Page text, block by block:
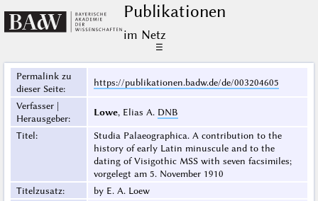
Publikationen
im Netz
☰
Permalink zu
dieser Seite:
https://publikationen.badw.de/de/003204605
Verfasser |
Herausgeber:
Lowe, Elias A. DNB
Titel:
Studia Palaeographica. A contribution to the
history of early Latin minuscule and to the
dating of Visigothic MSS with seven facsimiles;
vorgelegt am 5. November 1910
Titelzusatz:
by E. A. Loew